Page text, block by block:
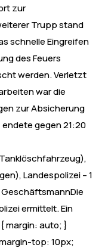
zur
Trupp stand
schnelle Eingreifen
des Feuers
werden. Verletzt
war die
zur Absicherung
gegen 21:20
Landespolizei – 1
ermittelt. Ein
margin: auto; }
top: 10px;